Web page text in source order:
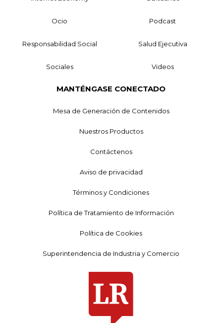
Ocio Podcast
Responsabilidad Social Salud Ejecutiva
Sociales Videos
MANTÉNGASE CONECTADO
Mesa de Generación de Contenidos
Nuestros Productos
Contáctenos
Aviso de privacidad
Términos y Condiciones
Política de Tratamiento de Información
Política de Cookies
Superintendencia de Industria y Comercio